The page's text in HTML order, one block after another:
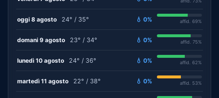
oggi 8 agosto 24° / 35° 💧 0% affid. 69%
domani 9 agosto 23° / 34° 💧 0% affid. 75%
lunedì 10 agosto 24° / 36° 💧 0% affid. 62%
martedì 11 agosto 22° / 38° 💧 0% affid. 53%